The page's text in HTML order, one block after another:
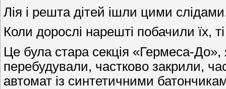
Лія і решта дітей ішли цими
Коли дорослі нарешті побачили їх,
Це була стара секція «Гермеса-До»,
перебудували, частково закрили,
автомат із синтетичними